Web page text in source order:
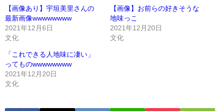
【画像あり】宇垣美里さんの
最新画像wwwwwwww
2021年12月6日
文化
【画像】お前らの好きそうな
地味っこ
2021年12月20日
文化
「これできる人地味に凄い」
ってものwwwwwwww
2021年12月20日
文化